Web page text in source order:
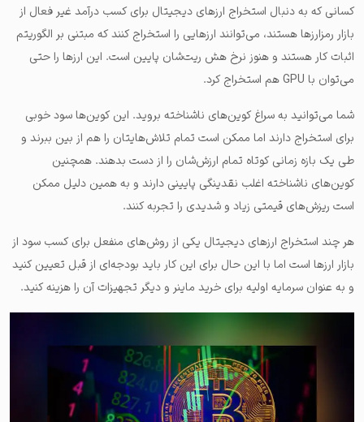
کسانی که به دنبال استخراج ارزهای دیجیتال برای کسب درآمد غیر فعال از
بازار رمزارزها هستند، می‌توانند ارزهایی را استخراج کنند که مبتنی بر الگوریتم
اثبات کار هستند و هنوز نرخ هش ریت‌شان پایین است. این ارزها را حتی
می‌توان با GPU هم استخراج کرد.
شما می‌توانید به سراغ کوین‌های ناشناخته بروید. این کوین‌ها سود خوبی
برای استخراج دارند اما ممکن است تمام تلاش‌هایتان را هم از بین ببرند و
طی یک بازه زمانی کوتاه تمام ارزش‌شان را از دست بدهند. همچنین
کوین‌های ناشناخته اغلب نقدینگی پایینی دارند و به همین دلیل ممکن
است ریزش‌های قیمتی زیاد و شدیدی را تجربه کنند.
هر چند استخراج ارزهای دیجیتال یکی از روش‌های منفعل برای کسب سود از
بازار ارزها است اما با این حال برای این کار باید بودجه‌ای از قبل تعیین کنید
و به عنوان سرمایه اولیه برای خرید ماینر و دیگر تجهیزات آن را هزینه کنید.